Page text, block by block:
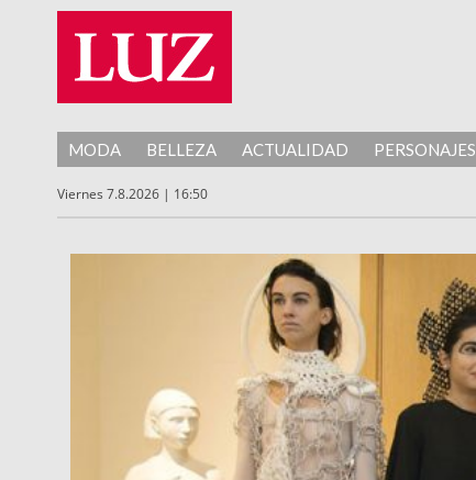
MODA BELLEZA ACTUALIDAD PERSONAJES
Viernes 7.8.2026 | 16:50